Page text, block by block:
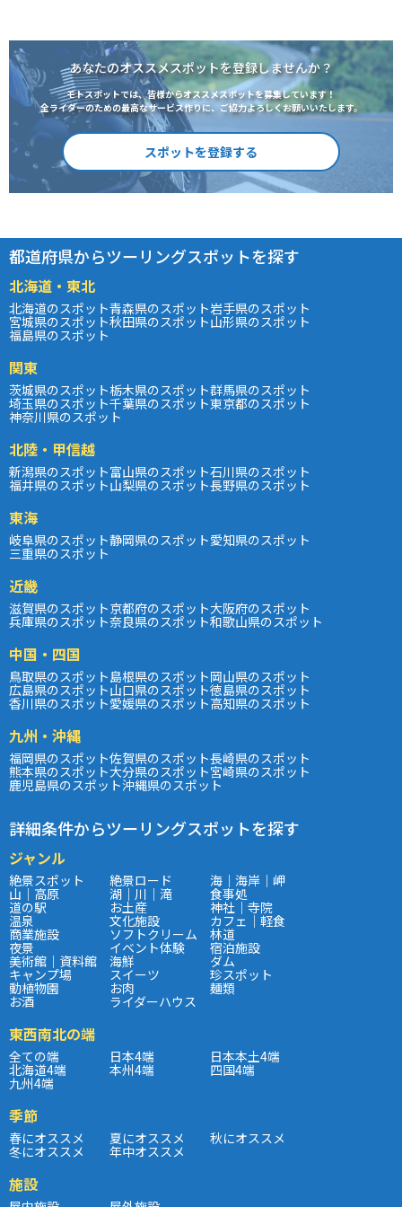
あなたのオススメスポットを登録しませんか？
モトスポットでは、皆様からオススメスポットを募集しています！
全ライダーのための最高なサービス作りに、ご協力よろしくお願いいたします。
スポットを登録する
都道府県からツーリングスポットを探す
北海道・東北
北海道のスポット青森県のスポット岩手県のスポット
宮城県のスポット秋田県のスポット山形県のスポット
福島県のスポット
関東
茨城県のスポット栃木県のスポット群馬県のスポット
埼玉県のスポット千葉県のスポット東京都のスポット
神奈川県のスポット
北陸・甲信越
新潟県のスポット富山県のスポット石川県のスポット
福井県のスポット山梨県のスポット長野県のスポット
東海
岐阜県のスポット静岡県のスポット愛知県のスポット
三重県のスポット
近畿
滋賀県のスポット京都府のスポット大阪府のスポット
兵庫県のスポット奈良県のスポット和歌山県のスポット
中国・四国
鳥取県のスポット島根県のスポット岡山県のスポット
広島県のスポット山口県のスポット徳島県のスポット
香川県のスポット愛媛県のスポット高知県のスポット
九州・沖縄
福岡県のスポット佐賀県のスポット長崎県のスポット
熊本県のスポット大分県のスポット宮崎県のスポット
鹿児島県のスポット沖縄県のスポット
詳細条件からツーリングスポットを探す
ジャンル
絶景スポット 絶景ロード 海｜海岸｜岬
山｜高原 湖｜川｜滝 食事処
道の駅 お土産 神社｜寺院
温泉 文化施設 カフェ｜軽食
商業施設 ソフトクリーム 林道
夜景 イベント体験 宿泊施設
美術館｜資料館 海鮮 ダム
キャンプ場 スイーツ 珍スポット
動植物園 お肉 麺類
お酒 ライダーハウス
東西南北の端
全ての端 日本4端 日本本土4端
北海道4端 本州4端 四国4端
九州4端
季節
春にオススメ 夏にオススメ 秋にオススメ
冬にオススメ 年中オススメ
施設